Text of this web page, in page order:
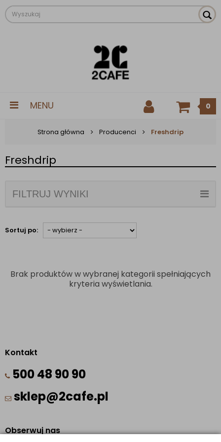
MENU 0
Strona główna Producenci Freshdrip
Freshdrip
FILTRUJ WYNIKI
Sortuj po:
Brak produktów w wybranej kategorii spełniających
kryteria wyświetlania.
Kontakt
500 48 90 90
sklep@2cafe.pl
Obserwuj nas